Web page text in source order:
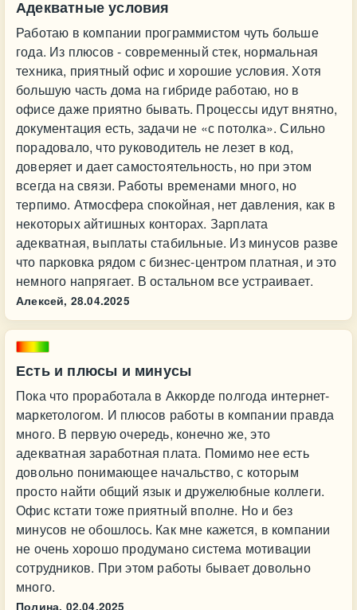
Адекватные условия
Работаю в компании программистом чуть больше
года. Из плюсов - современный стек, нормальная
техника, приятный офис и хорошие условия. Хотя
большую часть дома на гибриде работаю, но в
офисе даже приятно бывать. Процессы идут внятно,
документация есть, задачи не «с потолка». Сильно
порадовало, что руководитель не лезет в код,
доверяет и дает самостоятельность, но при этом
всегда на связи. Работы временами много, но
терпимо. Атмосфера спокойная, нет давления, как в
некоторых айтишных конторах. Зарплата
адекватная, выплаты стабильные. Из минусов разве
что парковка рядом с бизнес-центром платная, и это
немного напрягает. В остальном все устраивает.
Алексей, 28.04.2025
Есть и плюсы и минусы
Пока что проработала в Аккорде полгода интернет-
маркетологом. И плюсов работы в компании правда
много. В первую очередь, конечно же, это
адекватная заработная плата. Помимо нее есть
довольно понимающее начальство, с которым
просто найти общий язык и дружелюбные коллеги.
Офис кстати тоже приятный вполне. Но и без
минусов не обошлось. Как мне кажется, в компании
не очень хорошо продумано система мотивации
сотрудников. При этом работы бывает довольно
много.
Полина, 02.04.2025